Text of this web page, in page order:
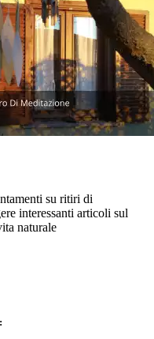
su ritiri di
interessanti articoli sul
naturale